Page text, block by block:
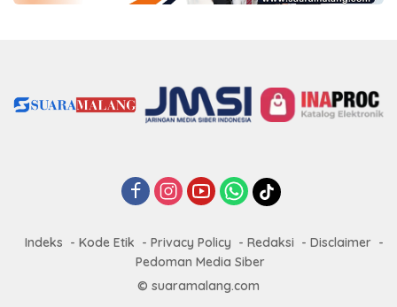
Indeks Kode Etik Privacy Policy Redaksi
Disclaimer
Pedoman Media Siber
© suaramalang.com